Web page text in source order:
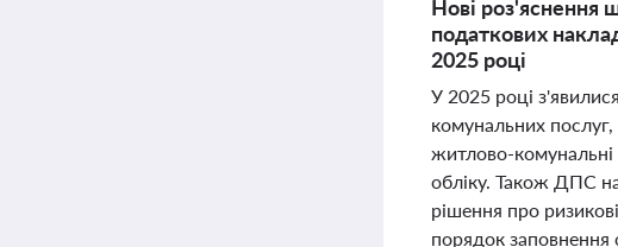
Нові роз'яснення
податкових
2025 році
У 2025 році
комунальних
житлово-комунальні
обліку. Також ДПС
рішення про
порядок заповнення